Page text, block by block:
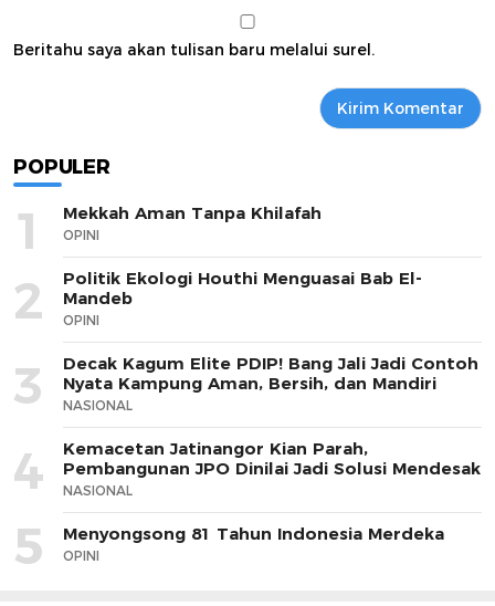
Beritahu saya akan tulisan baru melalui surel.
POPULER
1 Mekkah Aman Tanpa Khilafah
OPINI
2
Politik Ekologi Houthi Menguasai Bab El-
Mandeb
OPINI
3
Decak Kagum Elite PDIP! Bang Jali Jadi Contoh
Nyata Kampung Aman, Bersih, dan Mandiri
NASIONAL
4
Kemacetan Jatinangor Kian Parah,
Pembangunan JPO Dinilai Jadi Solusi Mendesak
NASIONAL
5 Menyongsong 81 Tahun Indonesia Merdeka
OPINI